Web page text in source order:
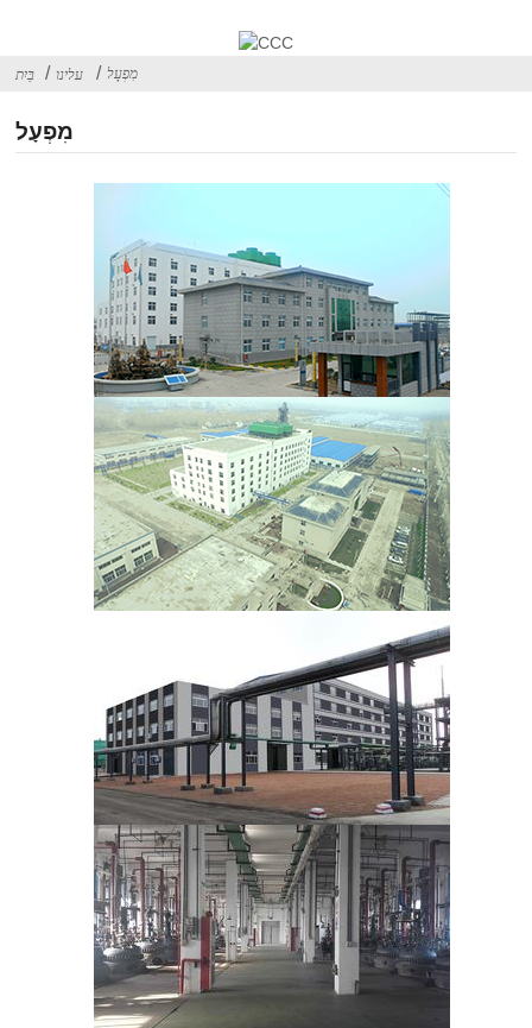
בַּיִת עלינו מִפְעָל
מִפְעָל